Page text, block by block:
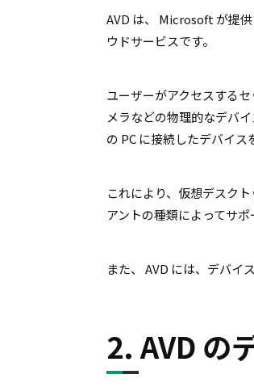
AVD は、 Microsoft が提
ウドサービスです。
ユーザーがアクセスする
メラなどの物理的なデバ
の PC に接続したデバイス
これにより、仮想デスク
アントの種類によってサ
また、 AVD には、デバイ
2. AVD の